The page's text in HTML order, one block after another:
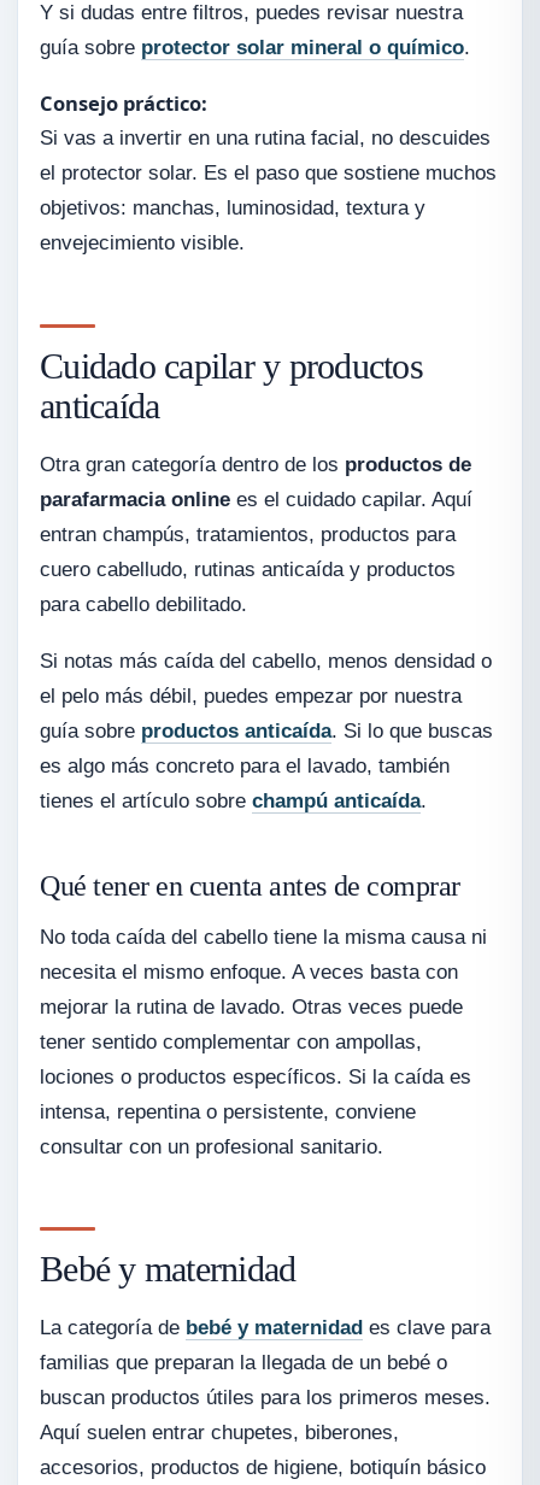
Y si dudas entre filtros, puedes revisar nuestra
guía sobre protector solar mineral o químico.
Consejo práctico:
Si vas a invertir en una rutina facial, no descuides
el protector solar. Es el paso que sostiene muchos
objetivos: manchas, luminosidad, textura y
envejecimiento visible.
Cuidado capilar y productos
anticaída
Otra gran categoría dentro de los productos de
parafarmacia online es el cuidado capilar. Aquí
entran champús, tratamientos, productos para
cuero cabelludo, rutinas anticaída y productos
para cabello debilitado.
Si notas más caída del cabello, menos densidad o
el pelo más débil, puedes empezar por nuestra
guía sobre productos anticaída. Si lo que buscas
es algo más concreto para el lavado, también
tienes el artículo sobre champú anticaída.
Qué tener en cuenta antes de comprar
No toda caída del cabello tiene la misma causa ni
necesita el mismo enfoque. A veces basta con
mejorar la rutina de lavado. Otras veces puede
tener sentido complementar con ampollas,
lociones o productos específicos. Si la caída es
intensa, repentina o persistente, conviene
consultar con un profesional sanitario.
Bebé y maternidad
La categoría de bebé y maternidad es clave para
familias que preparan la llegada de un bebé o
buscan productos útiles para los primeros meses.
Aquí suelen entrar chupetes, biberones,
accesorios, productos de higiene, botiquín básico